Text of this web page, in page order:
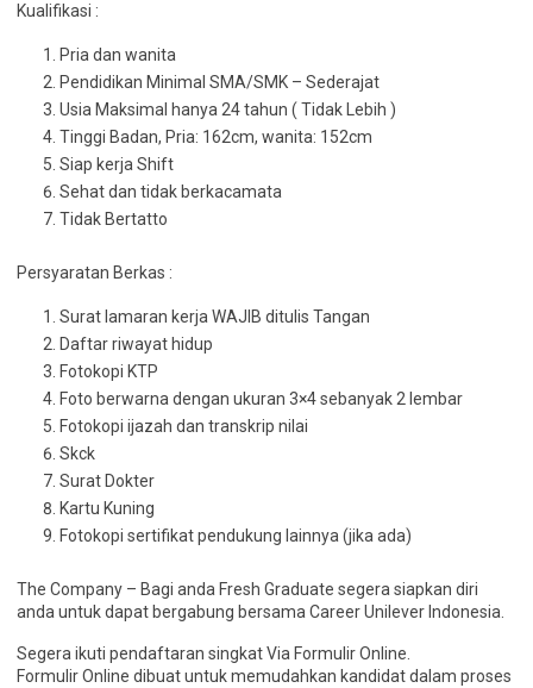
Kualifikasi :
Pria dan wanita
Pendidikan Minimal SMA/SMK – Sederajat
Usia Maksimal hanya 24 tahun ( Tidak Lebih )
Tinggi Badan, Pria: 162cm, wanita: 152cm
Siap kerja Shift
Sehat dan tidak berkacamata
Tidak Bertatto
Persyaratan Berkas :
Surat lamaran kerja WAJIB ditulis Tangan
Daftar riwayat hidup
Fotokopi KTP
Foto berwarna dengan ukuran 3×4 sebanyak 2 lembar
Fotokopi ijazah dan transkrip nilai
Skck
Surat Dokter
Kartu Kuning
Fotokopi sertifikat pendukung lainnya (jika ada)
The Company – Bagi anda Fresh Graduate segera siapkan diri
anda untuk dapat bergabung bersama Career Unilever Indonesia.
Segera ikuti pendaftaran singkat Via Formulir Online.
Formulir Online dibuat untuk memudahkan kandidat dalam proses